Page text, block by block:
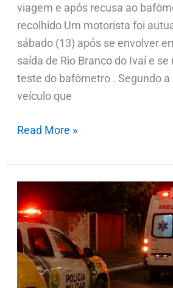
viagem e após recusa ao
recolhido Um motorista foi
sábado (13) após se envolver
saída de Rio Branco do Ivaí e
teste do bafômetro . Segundo a
veículo que
Read More »
Carro
invade
quintal
de
residência
em